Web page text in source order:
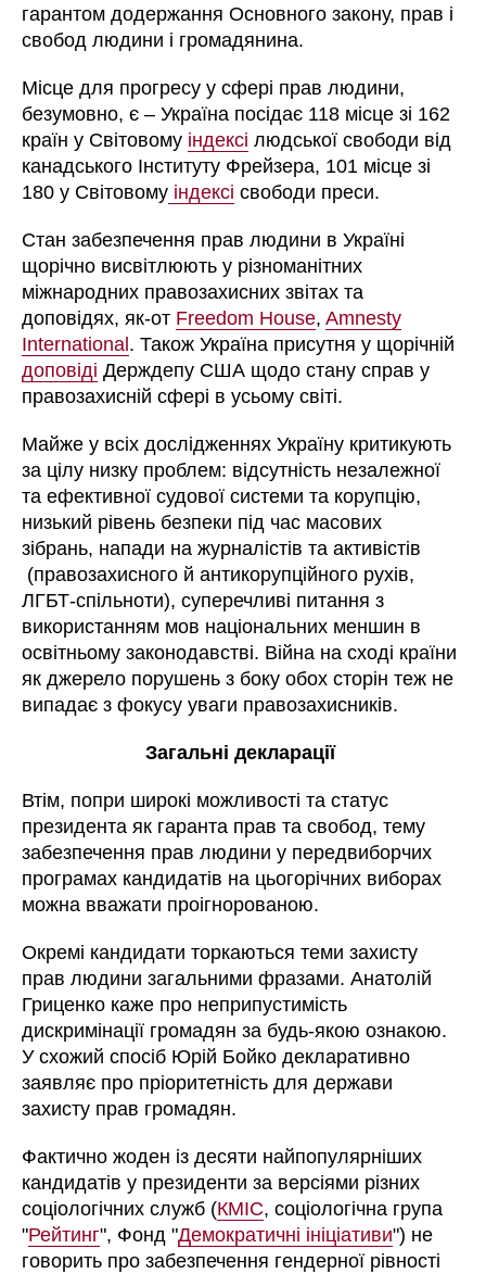
гарантом додержання Основного закону, прав і
свобод людини і громадянина.
Місце для прогресу у сфері прав людини,
безумовно, є – Україна посідає 118 місце зі 162
країн у Світовому індексі людської свободи від
канадського Інституту Фрейзера, 101 місце зі
180 у Світовому індексі свободи преси.
Стан забезпечення прав людини в Україні
щорічно висвітлюють у різноманітних
міжнародних правозахисних звітах та
доповідях, як-от Freedom House,Amnesty
International. Також Україна присутня у щорічній
доповіді Держдепу США щодо стану справ у
правозахисній сфері в усьому світі.
Майже у всіх дослідженнях Україну критикують
за цілу низку проблем: відсутність незалежної
та ефективної судової системи та корупцію,
низький рівень безпеки під час масових
зібрань, напади на журналістів та активістів
(правозахисного й антикорупційного рухів,
ЛГБТ-спільноти), суперечливі питання з
використанням мов національних меншин в
освітньому законодавстві. Війна на сході країни
як джерело порушень з боку обох сторін теж не
випадає з фокусу уваги правозахисників.
Загальні декларації
Втім, попри широкі можливості та статус
президента як гаранта прав та свобод, тему
забезпечення прав людини у передвиборчих
програмах кандидатів на цьогорічних виборах
можна вважати проігнорованою.
Окремі кандидати торкаються теми захисту
прав людини загальними фразами. Анатолій
Гриценко каже про неприпустимість
дискримінації громадян за будь-якою ознакою.
У схожий спосіб Юрій Бойко декларативно
заявляє про пріоритетність для держави
захисту прав громадян.
Фактично жоден із десяти найпопулярніших
кандидатів у президенти за версіями різних
соціологічних служб (КМІС, соціологічна група
"Рейтинг", Фонд "Демократичні ініціативи") не
говорить про забезпечення гендерної рівності